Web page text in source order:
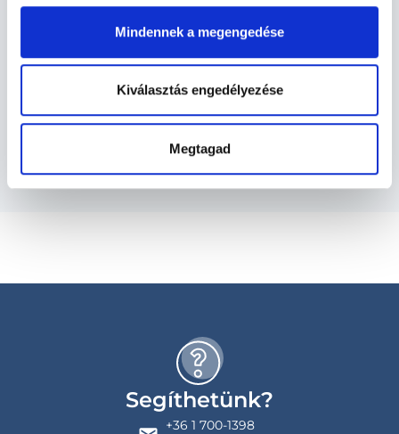
Mindennek a megengedése
Kiválasztás engedélyezése
Megtagad
Belgyógyászat TERÜLETHEZ KAPCSOLÓDÓ
SZAKTERÜLETEK
Szolgáltatások
Budapesti és vidéki belgyógyász orvosok
Segíthetünk?
+36 1 700-1398